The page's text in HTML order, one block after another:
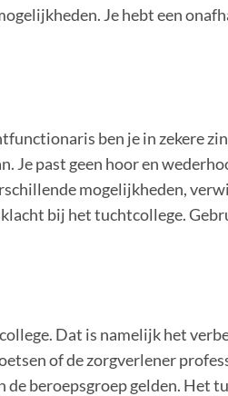
Je hebt een
ben je in zekere zin
Je past geen hoor en
mogelijkheden,
bij het tuchtcollege.
Dat is namelijk het
of de zorgverlener
beroepsgroep gelden. Het